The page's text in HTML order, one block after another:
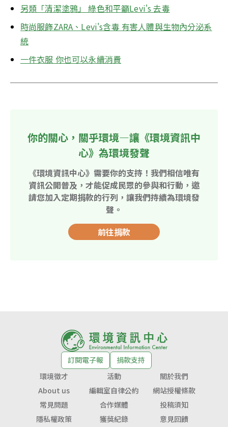
另類「清潔塗鴉」 綠色和平籲Levi's 去毒
時尚服飾ZARA、Levi's含毒 有害人體與生物內分泌系
統
一件衣服 你也可以永續消費
你的關心，關乎環境—讓《環境資訊中
心》為環境發聲
《環境資訊中心》需要你的支持！我們相信唯有
資訊公開普及，才能促成民眾的參與和行動，邀
請您加入定期捐款的行列，讓我們持續為環境發
聲。
前往捐款
訂閱電子報
捐款支持
環境徵才
活動
關於我們
About us
編輯室自律公約
網站授權條款
常見問題
合作媒體
投稿須知
隱私權政策
獲獎紀錄 意見回饋